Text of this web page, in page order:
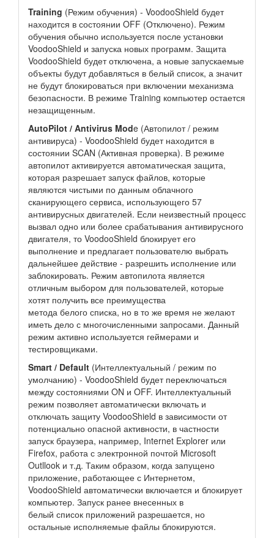
Training (Режим обучения) - VoodooShield будет
находится в состоянии OFF (Отключено). Режим
обучения обычно используется после установки
VoodooShield и запуска новых программ. Защита
VoodooShield будет отключена, а новые запускаемые
объекты будут добавляться в белый список, а значит
не будут блокироваться при включении механизма
безопасности. В режиме Training компьютер остается
незащищенным.
AutoPilot / Antivirus Mode (Автопилот / режим
антивируса) - VoodooShield будет находится в
состоянии SCAN (Активная проверка). В режиме
автопилот активируется автоматическая защита,
которая разрешает запуск файлов, которые
являются чистыми по данным облачного
сканирующего сервиса, использующего 57
антивирусных двигателей. Если неизвестный процесс
вызвал одно или более срабатывания антивирусного
двигателя, то VoodooShield блокирует его
выполнение и предлагает пользователю выбрать
дальнейшее действие - разрешить исполнение или
заблокировать. Режим автопилота является
отличным выбором для пользователей, которые
хотят получить все преимущества
метода белого списка, но в то же время не желают
иметь дело с многочисленными запросами. Данный
режим активно используется геймерами и
тестировщиками.
Smart / Default (Интеллектуальный / режим по
умолчанию) - VoodooShield будет переключаться
между состояниями ON и OFF. Интеллектуальный
режим позволяет автоматически включать и
отключать защиту VoodooShield в зависимости от
потенциально опасной активности, в частности
запуск браузера, например, Internet Explorer или
Firefox, работа с электронной почтой Microsoft
Outllook и т.д. Таким образом, когда запущено
приложение, работающее с Интернетом,
VoodooShield автоматически включается и блокирует
компьютер. Запуск ранее внесенных в
белый список приложений разрешается, но
остальные исполняемые файлы блокируются.